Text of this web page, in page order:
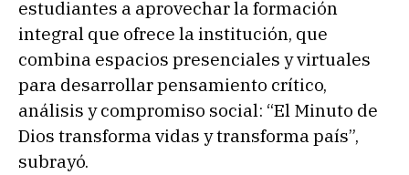
estudiantes a aprovechar la formación
integral que ofrece la institución, que
combina espacios presenciales y virtuales
para desarrollar pensamiento crítico,
análisis y compromiso social: “El Minuto de
Dios transforma vidas y transforma país”,
subrayó.